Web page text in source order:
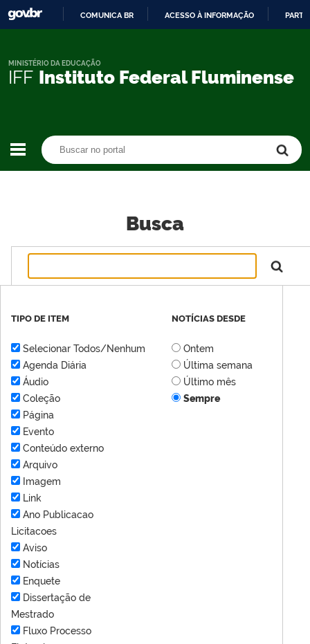
CONTEÚDO
COMUNICA BR ACESSO À INFORMAÇÃO
IFF Instituto Federal Fluminense
MINISTÉRIO DA EDUCAÇÃO
Busca
TIPO DE ITEM
Selecionar Todos/Nenhum
Agenda Diária
Áudio
Coleção
Página
Evento
Conteúdo externo
Arquivo
Imagem
Link
Ano Publicacao
Licitacoes
Aviso
Notícias
Enquete
Dissertação de
Mestrado
Fluxo Processo
NOTÍCIAS DESDE
Ontem
Última semana
Último mês
Sempre